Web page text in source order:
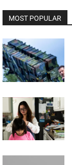
MOST POPULAR